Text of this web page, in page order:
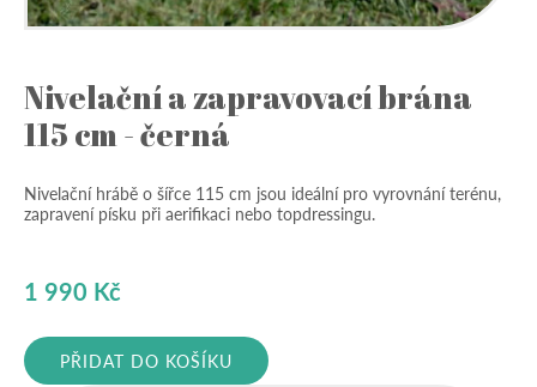
Nivelační a zapravovací brána
115 cm - černá
Nivelační hrábě o šířce 115 cm jsou ideální pro vyrovnání terénu,
zapravení písku při aerifikaci nebo topdressingu.
1 990 Kč
PŘIDAT DO KOŠÍKU